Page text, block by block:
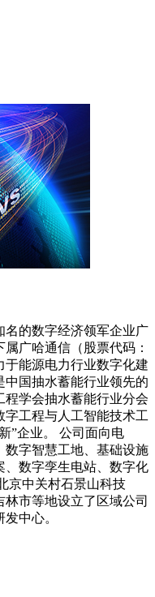
名的数字经济领军企业广
广哈通信（股票代码：
于能源电力行业数字化建
国抽水蓄能行业领先的
学会抽水蓄能行业分会
工程与人工智能技术工
”企业。 公司面向电
数字智慧工地、基础设施
、数字孪生电站、数字化
京中关村石景山科技
市等地设立了区域公司
中心。